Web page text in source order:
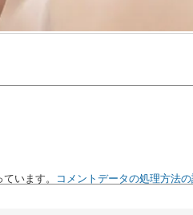
います。 コメントデータの処理方法